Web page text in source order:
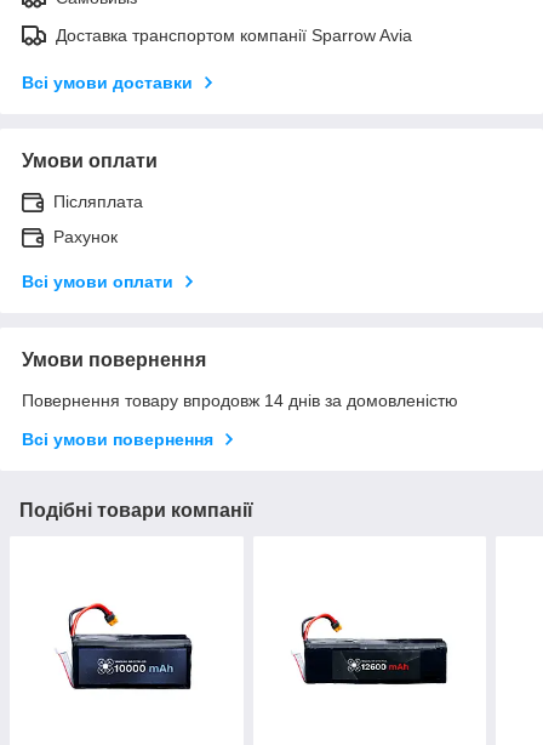
Доставка транспортом компанії Sparrow Avia
Всі умови доставки
Умови оплати
Післяплата
Рахунок
Всі умови оплати
Умови повернення
Повернення товару впродовж 14 днів за домовленістю
Всі умови повернення
Подібні товари компанії